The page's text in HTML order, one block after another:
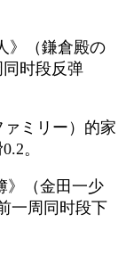
》（鎌倉殿の
同时段反弹
ミリー）的家
。
》（金田一少
一周同时段下